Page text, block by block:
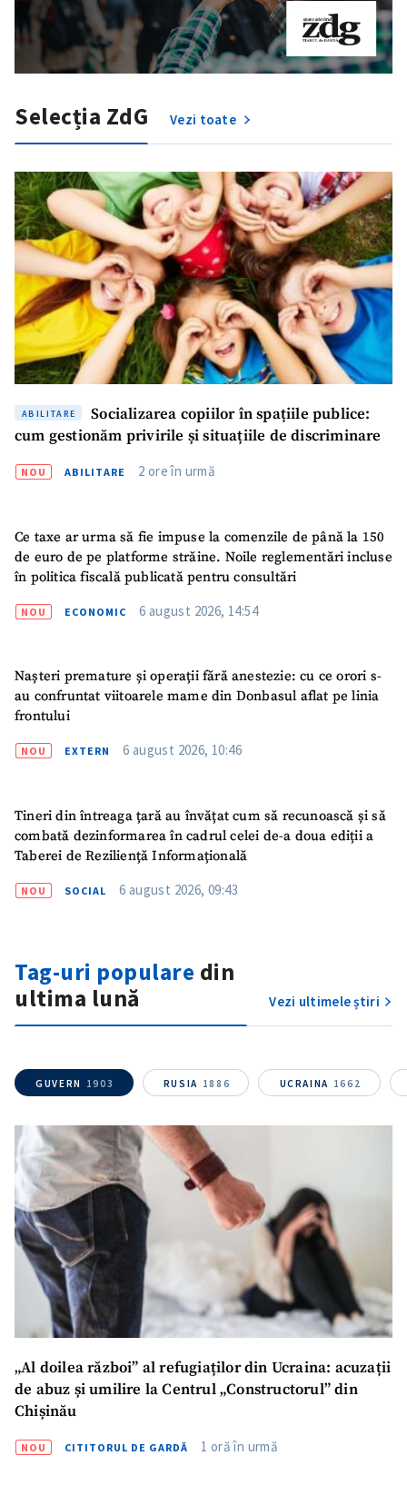
in English
на русском
Selecția ZdG Vezi toate
ABILITARE
Socializarea copiilor în spațiile publice:
cum gestionăm privirile și situațiile de discriminare
NOU ABILITARE 2 ore în urmă
Ce taxe ar urma să fie impuse la comenzile de până la 150
de euro de pe platforme străine. Noile reglementări incluse
în politica fiscală publicată pentru consultări
NOU ECONOMIC 6 august 2026, 14:54
Nașteri premature și operații fără anestezie: cu ce orori s-
au confruntat viitoarele mame din Donbasul aflat pe linia
frontului
NOU EXTERN 6 august 2026, 10:46
Tineri din întreaga țară au învățat cum să recunoască și să
combată dezinformarea în cadrul celei de-a doua ediții a
Taberei de Reziliență Informațională
NOU SOCIAL 6 august 2026, 09:43
Tag-uri populare din
ultima lună
Vezi ultimele știri
GUVERN 1903 RUSIA 1886 UCRAINA 1662
„Al doilea război” al refugiaților din Ucraina: acuzații
de abuz și umilire la Centrul „Constructorul” din
Chișinău
NOU CITITORUL DE GARDĂ 1 oră în urmă
ȘTIREA MEA
Titlu știre+ Adaugă titlu
Fotografie
+ Încarcă imagine
Link media